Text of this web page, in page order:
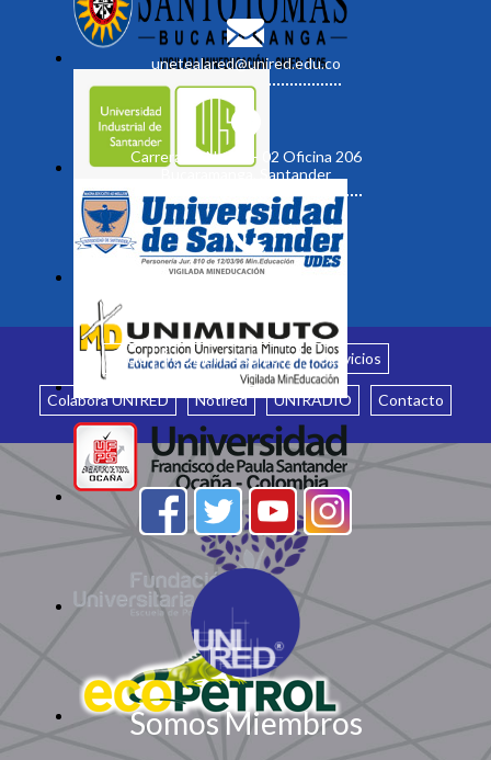
unetealared@unired.edu.co
Carrera 19 No. 35 - 02 Oficina 206
Bucaramanga, Santander
Inicio ¿Quiénes somos? Servicios
Colabora UNIRED Notired UNIRADIO Contacto
Somos Miembros